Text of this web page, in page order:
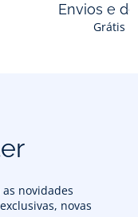
Envios e
Grátis
novidades
novas